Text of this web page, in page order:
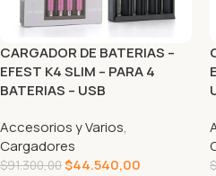
CARGADOR DE BATERIAS –
EFEST K4 SLIM – PARA 4
BATERIAS – USB
Accesorios y Varios,
Cargadores
$91.300,00$44.540,00 $